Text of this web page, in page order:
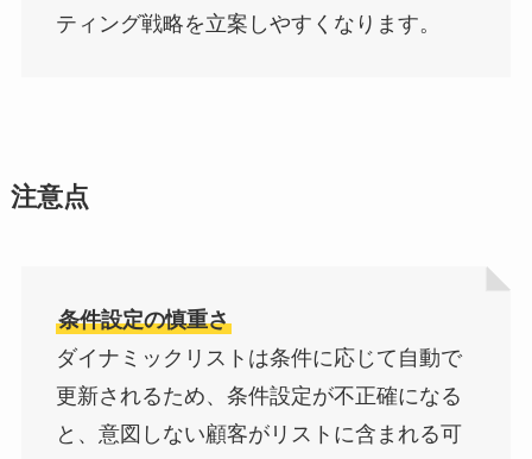
ティング戦略を立案しやすくなります。
注意点
条件設定の慎重さ
ダイナミックリストは条件に応じて自動で
更新されるため、条件設定が不正確になる
と、意図しない顧客がリストに含まれる可